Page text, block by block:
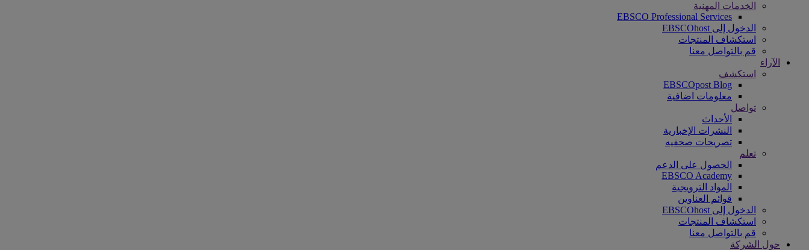
الخدمات المهنية
EBSCO Professional Services
الدخول إلى EBSCOhost
استكشاف المنتجات
قم بالتواصل معنا
الآراء
استكشف
EBSCOpost Blog
معلومات اضافية
تواصل
الأحداث
النشرات الإخبارية
تصريحات صحفيه
تعلم
الحصول على الدعم
EBSCO Academy
المواد الترويجية
قوائم العناوين
الدخول إلى EBSCOhost
استكشاف المنتجات
قم بالتواصل معنا
حول الشركة